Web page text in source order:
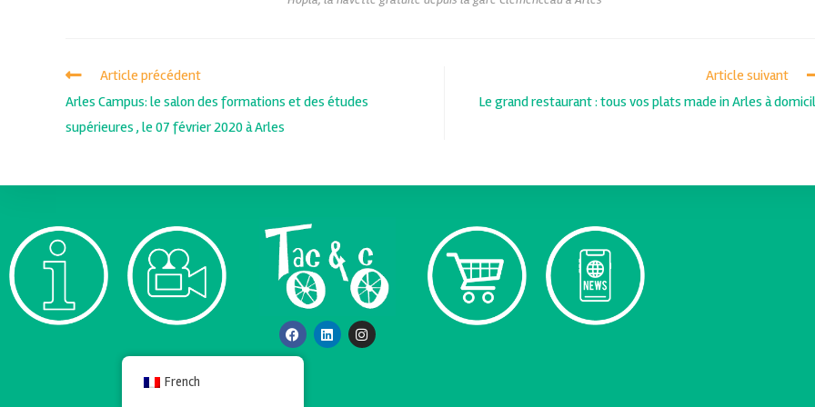
Article précédent
Arles Campus: le salon des formations et des études
supérieures , le 07 février 2020 à Arles
Article suivant
Le grand restaurant : tous vos plats made in Arles à
French